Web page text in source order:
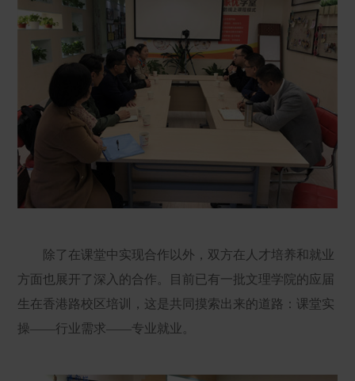
除了在课堂中实现合作以外，双方在人才培养和就业
方面也展开了深入的合作。目前已有一批文理学院的应届
生在香港路校区培训，这是共同摸索出来的道路：课堂实
操——行业需求——专业就业。